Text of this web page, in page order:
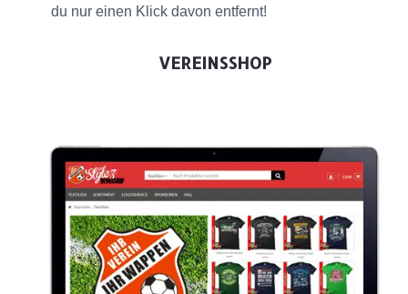
du nur einen Klick davon entfernt!
VEREINSSHOP